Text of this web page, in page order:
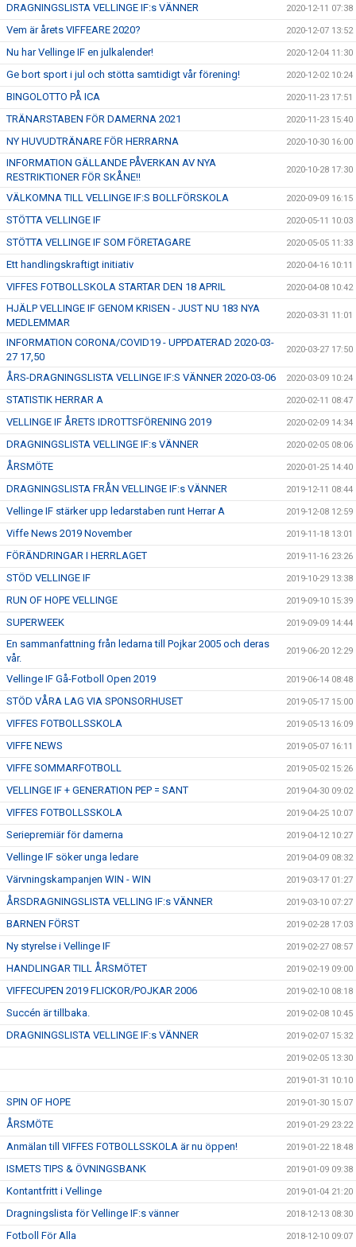
DRAGNINGSLISTA VELLINGE IF:s VÄNNER 2020-12-11 07:38
Vem är årets VIFFEARE 2020? 2020-12-07 13:52
Nu har Vellinge IF en julkalender! 2020-12-04 11:30
Ge bort sport i jul och stötta samtidigt vår förening! 2020-12-02 10:24
BINGOLOTTO PÅ ICA 2020-11-23 17:51
TRÄNARSTABEN FÖR DAMERNA 2021 2020-11-23 15:40
NY HUVUDTRÄNARE FÖR HERRARNA 2020-10-30 16:00
INFORMATION GÄLLANDE PÅVERKAN AV NYA
RESTRIKTIONER FÖR SKÅNE!!
2020-10-28 17:30
VÄLKOMNA TILL VELLINGE IF:S BOLLFÖRSKOLA 2020-09-09 16:15
STÖTTA VELLINGE IF 2020-05-11 10:03
STÖTTA VELLINGE IF SOM FÖRETAGARE 2020-05-05 11:33
Ett handlingskraftigt initiativ 2020-04-16 10:11
VIFFES FOTBOLLSKOLA STARTAR DEN 18 APRIL 2020-04-08 10:42
HJÄLP VELLINGE IF GENOM KRISEN - JUST NU 183 NYA
MEDLEMMAR
2020-03-31 11:01
INFORMATION CORONA/COVID19 - UPPDATERAD 2020-03-
27 17,50
2020-03-27 17:50
ÅRS-DRAGNINGSLISTA VELLINGE IF:S VÄNNER 2020-03-06 2020-03-09 10:24
STATISTIK HERRAR A 2020-02-11 08:47
VELLINGE IF ÅRETS IDROTTSFÖRENING 2019 2020-02-09 14:34
DRAGNINGSLISTA VELLINGE IF:s VÄNNER 2020-02-05 08:06
ÅRSMÖTE 2020-01-25 14:40
DRAGNINGSLISTA FRÅN VELLINGE IF:s VÄNNER 2019-12-11 08:44
Vellinge IF stärker upp ledarstaben runt Herrar A 2019-12-08 12:59
Viffe News 2019 November 2019-11-18 13:01
FÖRÄNDRINGAR I HERRLAGET 2019-11-16 23:26
STÖD VELLINGE IF 2019-10-29 13:38
RUN OF HOPE VELLINGE 2019-09-10 15:39
SUPERWEEK 2019-09-09 14:44
En sammanfattning från ledarna till Pojkar 2005 och deras
vår.
2019-06-20 12:29
Vellinge IF Gå-Fotboll Open 2019 2019-06-14 08:48
STÖD VÅRA LAG VIA SPONSORHUSET 2019-05-17 15:00
VIFFES FOTBOLLSSKOLA 2019-05-13 16:09
VIFFE NEWS 2019-05-07 16:11
VIFFE SOMMARFOTBOLL 2019-05-02 15:26
VELLINGE IF + GENERATION PEP = SANT 2019-04-30 09:02
VIFFES FOTBOLLSSKOLA 2019-04-25 10:07
Seriepremiär för damerna 2019-04-12 10:27
Vellinge IF söker unga ledare 2019-04-09 08:32
Värvningskampanjen WIN - WIN 2019-03-17 01:27
ÅRSDRAGNINGSLISTA VELLING IF:s VÄNNER 2019-03-10 07:27
BARNEN FÖRST 2019-02-28 17:03
Ny styrelse i Vellinge IF 2019-02-27 08:57
HANDLINGAR TILL ÅRSMÖTET 2019-02-19 09:00
VIFFECUPEN 2019 FLICKOR/POJKAR 2006 2019-02-10 08:18
Succén är tillbaka. 2019-02-08 10:45
DRAGNINGSLISTA VELLINGE IF:s VÄNNER 2019-02-07 15:32
2019-02-05 13:30
2019-01-31 10:10
SPIN OF HOPE 2019-01-30 15:07
ÅRSMÖTE 2019-01-29 23:22
Anmälan till VIFFES FOTBOLLSSKOLA är nu öppen! 2019-01-22 18:48
ISMETS TIPS & ÖVNINGSBANK 2019-01-09 09:38
Kontantfritt i Vellinge 2019-01-04 21:20
Dragningslista för Vellinge IF:s vänner 2018-12-13 08:30
Fotboll För Alla 2018-12-10 09:07